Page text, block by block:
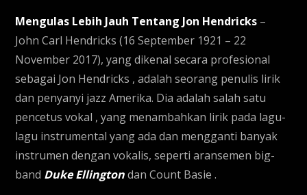
Mengulas Lebih Jauh Tentang Jon Hendricks –
John Carl Hendricks (16 September 1921 – 22
November 2017), yang dikenal secara profesional
sebagai Jon Hendricks , adalah seorang penulis lirik
dan penyanyi jazz Amerika. Dia adalah salah satu
pencetus vokal , yang menambahkan lirik pada lagu-
lagu instrumental yang ada dan mengganti banyak
instrumen dengan vokalis, seperti aransemen big-
band Duke Ellingtondan Count Basie .